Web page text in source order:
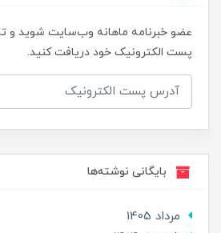
عضو خبرنامه ماهانه وب‌سایت شوید و
پست الکترونیک خود دریافت کنید.
بایگانی نوشته‌ها
مرداد 1405